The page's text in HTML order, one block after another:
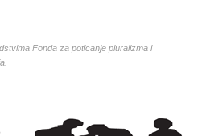
Fonda za poticanje pluralizma i